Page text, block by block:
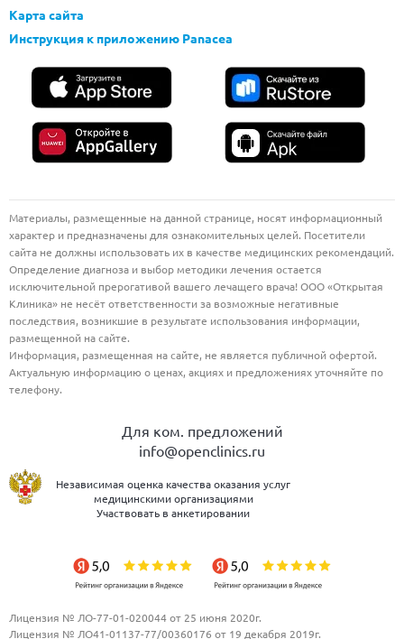
Карта сайта
Инструкция к приложению Panacea
Материалы, размещенные на данной странице, носят информационный
характер и предназначены для ознакомительных целей. Посетители
сайта не должны использовать их в качестве медицинских рекомендаций.
Определение диагноза и выбор методики лечения остается
исключительной прерогативой вашего лечащего врача! ООО «Открытая
Клиника» не несёт ответственности за возможные негативные
последствия, возникшие в результате использования информации,
размещенной на сайте.
Информация, размещенная на сайте, не является публичной офертой.
Актуальную информацию о ценах, акциях и предложениях уточняйте по
телефону.
Для ком. предложений
info@openclinics.ru
Независимая оценка качества оказания услуг
медицинскими организациями
Участвовать в анкетировании
Лицензия № ЛО-77-01-020044 от 25 июня 2020г.
Лицензия № ЛО41-01137-77/00360176 от 19 декабря 2019г.